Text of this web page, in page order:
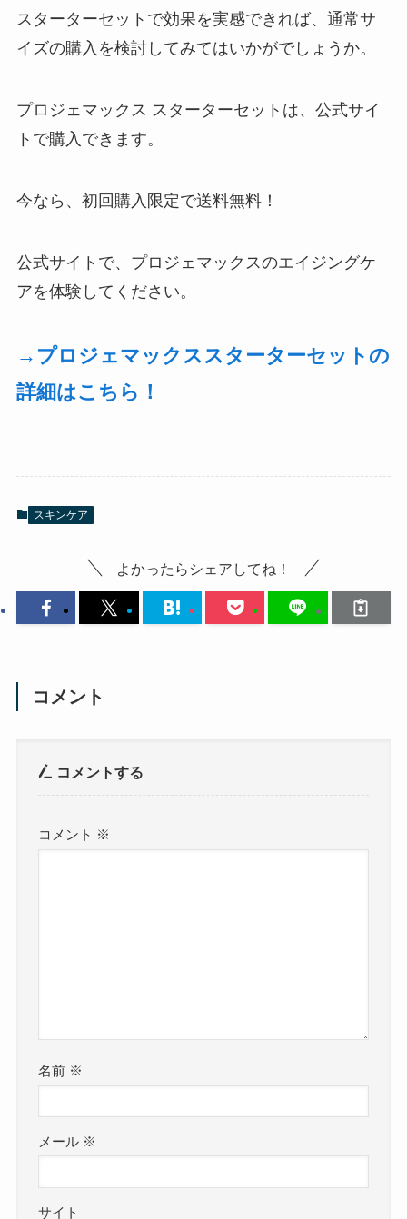
スターターセットで効果を実感できれば、通常サ
イズの購入を検討してみてはいかがでしょうか。
プロジェマックス スターターセットは、公式サイ
トで購入できます。
今なら、初回購入限定で送料無料！
公式サイトで、プロジェマックスのエイジングケ
アを体験してください。
→プロジェマックススターターセットの
詳細はこちら！
スキンケア
よかったらシェアしてね！
コメント
コメントする
コメント ※
名前 ※
メール ※
サイト